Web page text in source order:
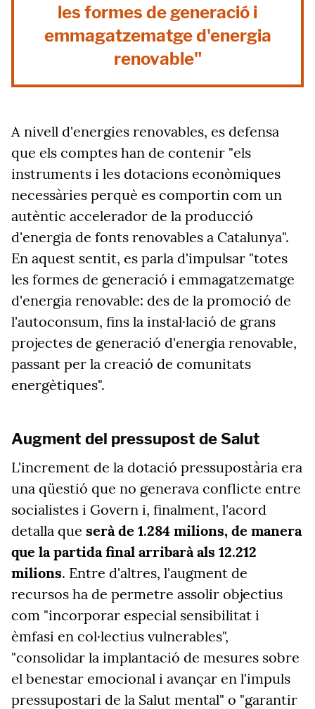
les formes de generació i
emmagatzematge d'energia
renovable"
A nivell d'energies renovables, es defensa
que els comptes han de contenir "els
instruments i les dotacions econòmiques
necessàries perquè es comportin com un
autèntic accelerador de la producció
d'energia de fonts renovables a Catalunya".
En aquest sentit, es parla d'impulsar "totes
les formes de generació i emmagatzematge
d'energia renovable: des de la promoció de
l'autoconsum, fins la instal·lació de grans
projectes de generació d'energia renovable,
passant per la creació de comunitats
energètiques".
Augment del pressupost de Salut
L'increment de la dotació pressupostària era
una qüestió que no generava conflicte entre
socialistes i Govern i, finalment, l'acord
detalla que serà de 1.284 milions, de manera
que la partida final arribarà als 12.212
milions. Entre d'altres, l'augment de
recursos ha de permetre assolir objectius
com "incorporar especial sensibilitat i
èmfasi en col·lectius vulnerables",
"consolidar la implantació de mesures sobre
el benestar emocional i avançar en l'impuls
pressupostari de la Salut mental" o "garantir